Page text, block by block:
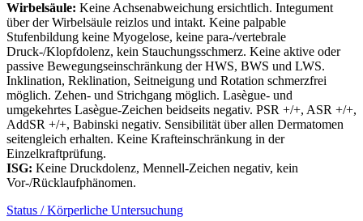
Wirbelsäule: Keine Achsenabweichung ersichtlich. Integument
über der Wirbelsäule reizlos und intakt. Keine palpable
Stufenbildung keine Myogelose, keine para-/vertebrale
Druck-/Klopfdolenz, kein Stauchungsschmerz. Keine aktive oder
passive Bewegungseinschränkung der HWS, BWS und LWS.
Inklination, Reklination, Seitneigung und Rotation schmerzfrei
möglich. Zehen- und Strichgang möglich. Lasègue- und
umgekehrtes Lasègue-Zeichen beidseits negativ. PSR +/+, ASR +/+,
AddSR +/+, Babinski negativ. Sensibilität über allen Dermatomen
seitengleich erhalten. Keine Krafteinschränkung in der
Einzelkraftprüfung.
ISG: Keine Druckdolenz, Mennell-Zeichen negativ, kein
Vor-/Rücklaufphänomen.
Status / Körperliche Untersuchung